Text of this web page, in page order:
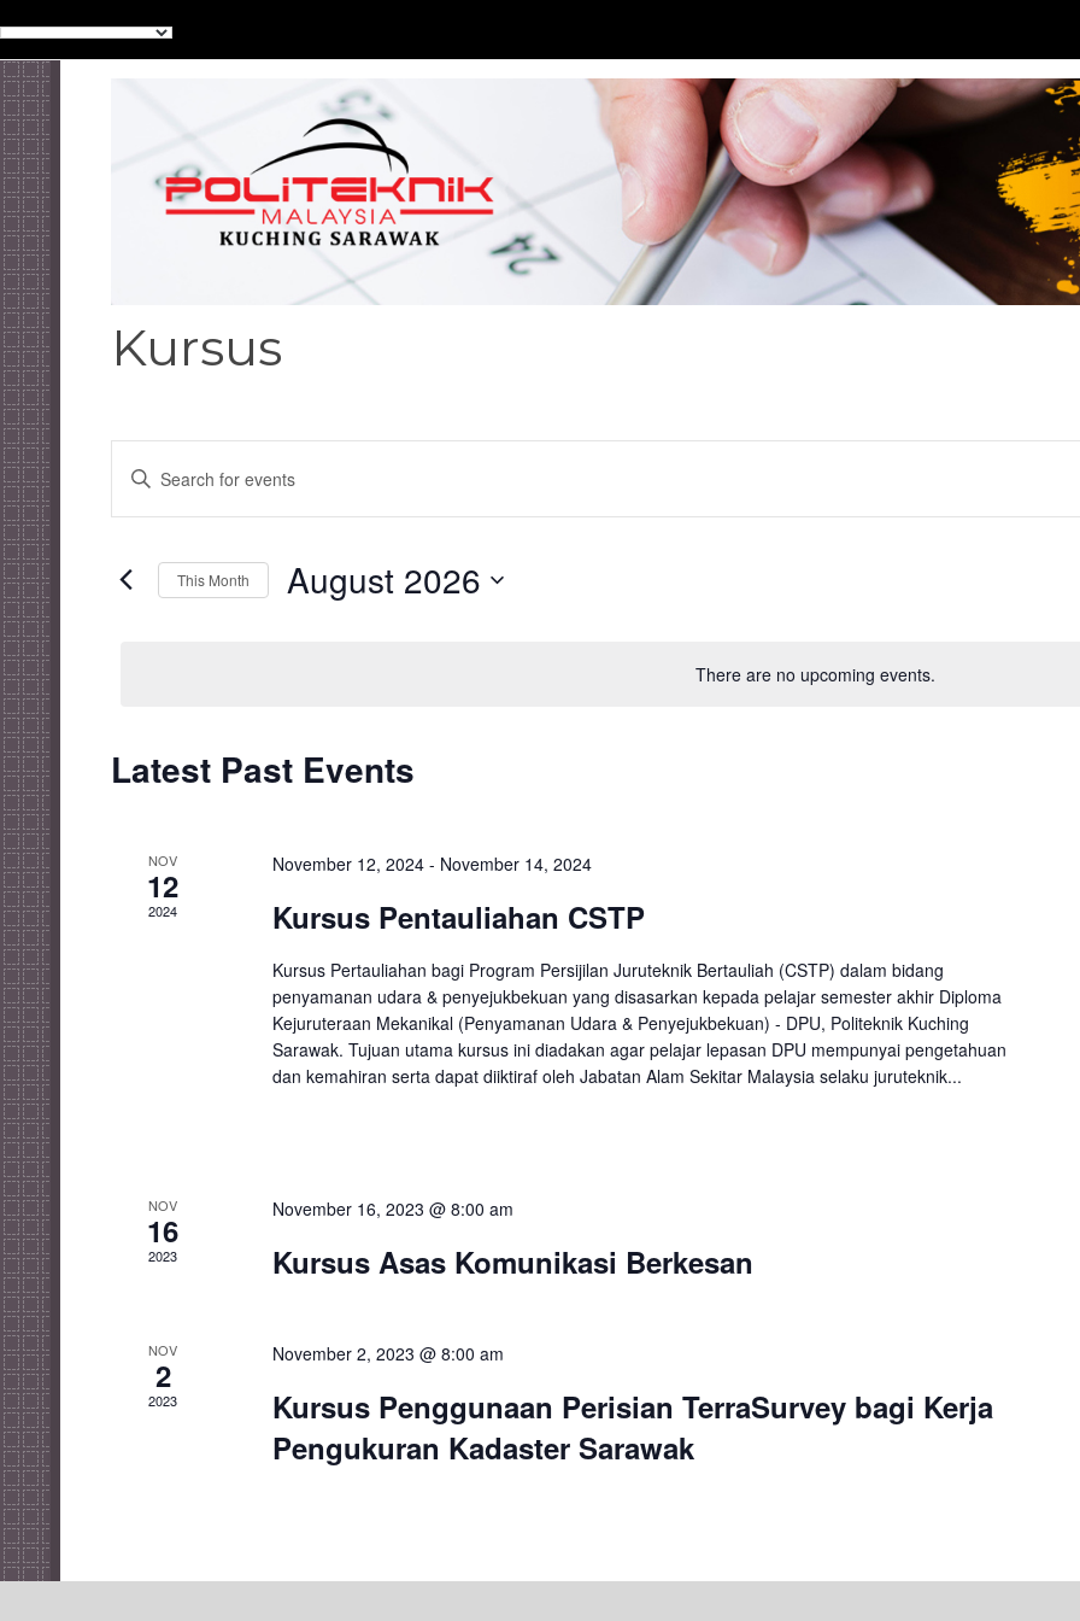
Kursus
There are no upcoming events.
Events
Search
Navigation
Enter
Keyword.
Search
Events
This Month August 2026
Calendar
of
Events
Latest Past Events
NOV
12
2024
November 12, 2024 - November 14, 2024
Kursus Pentauliahan CSTP
Kursus Pertauliahan bagi Program Persijilan Juruteknik Bertauliah (CSTP) dalam bidang
penyamanan udara & penyejukbekuan yang disasarkan kepada pelajar semester akhir Diploma
Kejuruteraan Mekanikal (Penyamanan Udara & Penyejukbekuan) - DPU, Politeknik Kuching
Sarawak. Tujuan utama kursus ini diadakan agar pelajar lepasan DPU mempunyai pengetahuan
dan kemahiran serta dapat diiktiraf oleh Jabatan Alam Sekitar Malaysia selaku juruteknik...
NOV
16
2023
November 16, 2023 @ 8:00 am
Kursus Asas Komunikasi Berkesan
NOV
2
2023
November 2, 2023 @ 8:00 am
Kursus Penggunaan Perisian TerraSurvey bagi Kerja
Pengukuran Kadaster Sarawak